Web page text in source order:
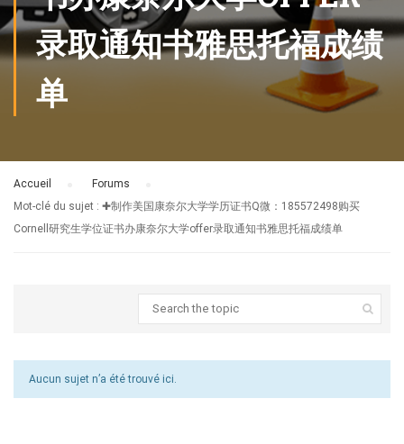
录取通知书雅思托福成绩
单
Accueil Forums
Mot-clé du sujet : ✚制作美国康奈尔大学学历证书Q微：185572498购买
Cornell研究生学位证书办康奈尔大学offer录取通知书雅思托福成绩单
Aucun sujet n’a été trouvé ici.